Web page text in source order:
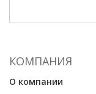
КОМПАНИЯ
О компании